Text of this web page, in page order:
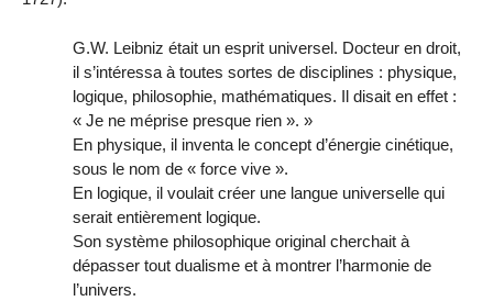
G.W. Leibniz était un esprit universel. Docteur en droit,
il s’intéressa à toutes sortes de disciplines : physique,
logique, philosophie, mathématiques. Il disait en effet :
« Je ne méprise presque rien ». »
En physique, il inventa le concept d’énergie cinétique,
sous le nom de « force vive ».
En logique, il voulait créer une langue universelle qui
serait entièrement logique.
Son système philosophique original cherchait à
dépasser tout dualisme et à montrer l’harmonie de
l’univers.